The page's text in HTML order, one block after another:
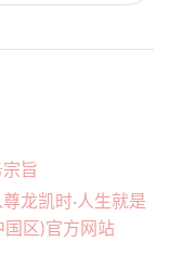
旨
龙凯时·人生就是
国区)官方网站